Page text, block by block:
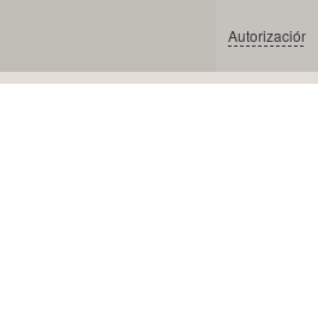
Autorización